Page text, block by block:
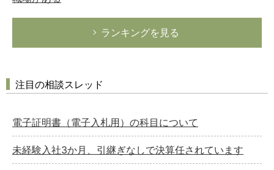
ランキングを見る
注目の相談スレッド
電子証明書（電子入札用）の科目について
未経験入社3か月、引継ぎなしで決算任されています